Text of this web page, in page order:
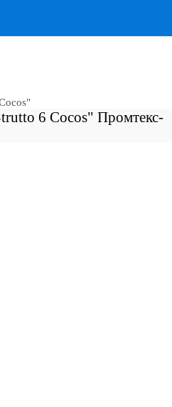
6 Cocos" Промтекс-